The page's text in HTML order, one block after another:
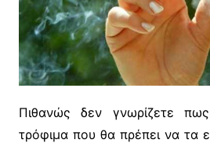
Πιθανώς δεν γνωρίζετε
τρόφιμα που θα πρέπει να τα